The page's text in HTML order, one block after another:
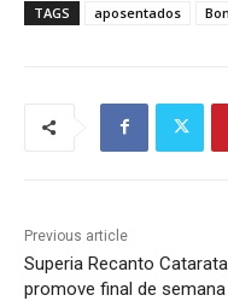
TAGS aposentados
Previous article
Superia Recanto
promove final de semana